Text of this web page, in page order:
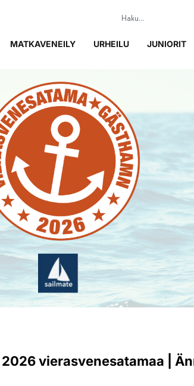
MATKAVENEILY URHEILU JUNIORIT
vierasvenesatamaa |